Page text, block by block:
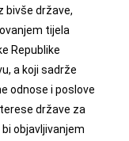
bivše države,
tijela
Republike
a koji sadrže
odnose i poslove
države za
objavljivanjem